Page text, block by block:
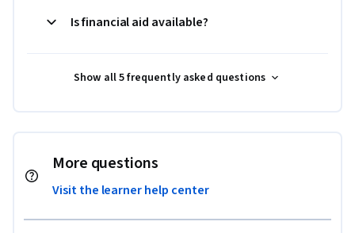
Is financial aid available?
Show all 5 frequently asked questions
More questions
Visit the learner help center